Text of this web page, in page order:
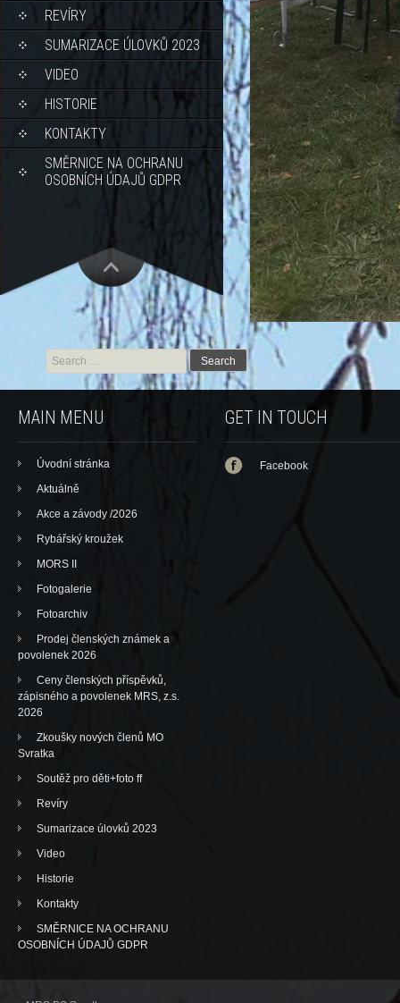
REVÍRY
SUMARIZACE ÚLOVKŮ 2023
VIDEO
HISTORIE
KONTAKTY
SMĚRNICE NA OCHRANU
OSOBNÍCH ÚDAJŮ GDPR
Search for:
MAIN MENU
Úvodní stránka
Aktuálně
Akce a závody /2026
Rybářský kroužek
MORS II
Fotogalerie
Fotoarchiv
Prodej členských známek a
povolenek 2026
Ceny členských příspěvků,
zápisného a povolenek MRS, z.s.
2026
Zkoušky nových členů MO
Svratka
Soutěž pro děti+foto ff
Revíry
Sumarizace úlovků 2023
Video
Historie
Kontakty
SMĚRNICE NA OCHRANU
OSOBNÍCH ÚDAJŮ GDPR
GET IN TOUCH
Facebook